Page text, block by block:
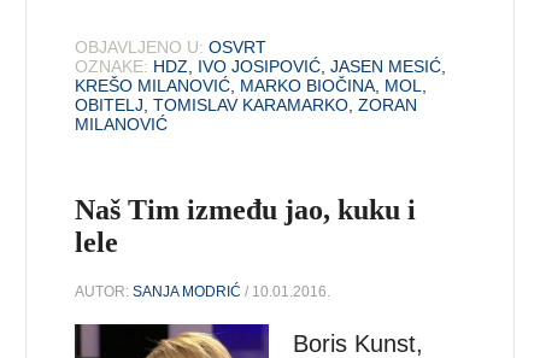
OBJAVLJENO U: OSVRT
OZNAKE: HDZ IVO JOSIPOVIĆ ,JASEN MESIĆ
KREŠO MILANOVIĆ MARKO BIOČINA MOL
OBITELJ ,TOMISLAV KARAMARKO ,ZORAN
MILANOVIĆ
Naš Tim između jao, kuku i
lele
AUTOR:SANJA MODRIĆ / 10.01.2016.
Boris Kunst,